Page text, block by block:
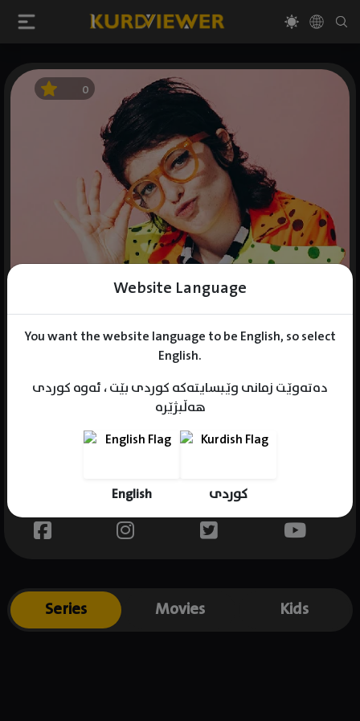
Website Language
You want the website language to be English, so select
English.
دەتەوێت زمانی وێبسایتەکە کوردی بێت ، ئەوە کوردی
هەڵبژێرە
English کوردی
0
Gender : female
Place of birth : USA
Series Movies Kids